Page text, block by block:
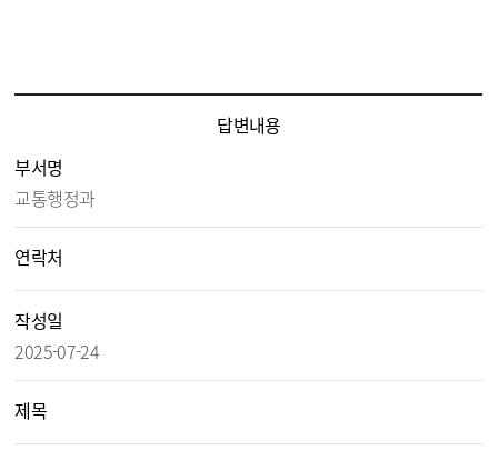
답변내용
부서명
교통행정과
연락처
작성일
2025-07-24
제목